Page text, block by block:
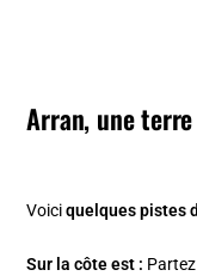
Arran, une
Voiciquelques pistes
Sur la côte est :